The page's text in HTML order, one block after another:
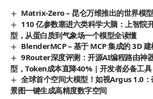
Matrix-Zero – 昆仑万维推出的世界模型
110 亿参数塞进六类科学大脑：上智院
型，从蛋白质到气象场一个模型全读懂
BlenderMCP – 基于 MCP 集成的 3D
9Router深度评测：开源AI编程路由神
型，Token成本直降40% | 开发者必备工具
全球首个空间大模型！如视Argus 1.0
景图一键生成高精度数字空间